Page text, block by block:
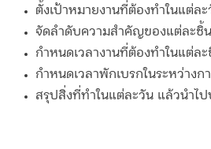
ตั้งเป้าหมายงานที่ต้องทำในแต่ละ
จัดลำดับความสำคัญของแต่ละชิ้น
กำหนดเวลางานที่ต้องทำในแต่ละ
กำหนดเวลาพักเบรกในระหว่างก
สรุปสิ่งที่ทำในแต่ละวัน แล้วนำไป